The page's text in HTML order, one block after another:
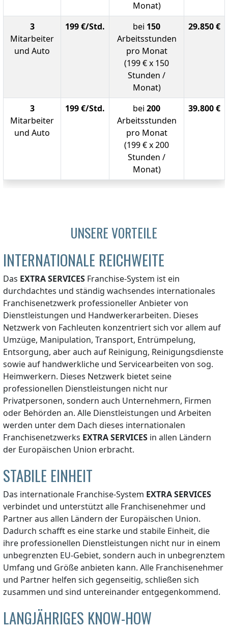
Monat)
3
Mitarbeiter
und Auto
199 €/Std. bei 150
Arbeitsstunden
pro Monat
(199 € x 150
Stunden /
Monat)
29.850 €
3
Mitarbeiter
und Auto
199 €/Std. bei 200
Arbeitsstunden
pro Monat
(199 € x 200
Stunden /
Monat)
39.800 €
UNSERE VORTEILE
INTERNATIONALE REICHWEITE
Das EXTRA SERVICES Franchise-System ist ein
durchdachtes und ständig wachsendes internationales
Franchisenetzwerk professioneller Anbieter von
Dienstleistungen und Handwerkerarbeiten. Dieses
Netzwerk von Fachleuten konzentriert sich vor allem auf
Umzüge, Manipulation, Transport, Entrümpelung,
Entsorgung, aber auch auf Reinigung, Reinigungsdienste
sowie auf handwerkliche und Servicearbeiten von sog.
Heimwerkern. Dieses Netzwerk bietet seine
professionellen Dienstleistungen nicht nur
Privatpersonen, sondern auch Unternehmern, Firmen
oder Behörden an. Alle Dienstleistungen und Arbeiten
werden unter dem Dach dieses internationalen
Franchisenetzwerks EXTRA SERVICES in allen Ländern
der Europäischen Union erbracht.
STABILE EINHEIT
Das internationale Franchise-System EXTRA SERVICES
verbindet und unterstützt alle Franchisenehmer und
Partner aus allen Ländern der Europäischen Union.
Dadurch schafft es eine starke und stabile Einheit, die
ihre professionellen Dienstleistungen nicht nur in einem
unbegrenzten EU-Gebiet, sondern auch in unbegrenztem
Umfang und Größe anbieten kann. Alle Franchisenehmer
und Partner helfen sich gegenseitig, schließen sich
zusammen und sind untereinander entgegenkommend.
LANGJÄHRIGES KNOW-HOW